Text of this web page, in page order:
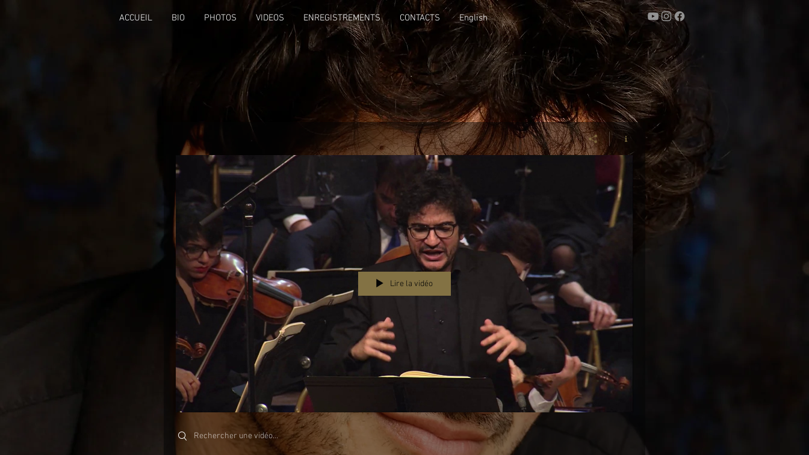
ACCUEIL BIO PHOTOS VIDEOS ENREGISTREMENTS CONTACTS English
Lire la vidéo
Search videos